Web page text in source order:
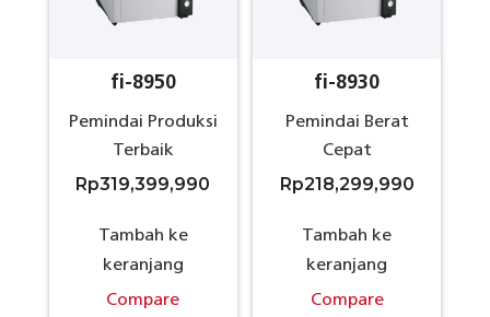
fi-8950
Pemindai Produksi
Terbaik
Rp319,399,990
Tambah ke
keranjang
Compare
fi-8930
Pemindai Berat
Cepat
Rp218,299,990
Tambah ke
keranjang
Compare